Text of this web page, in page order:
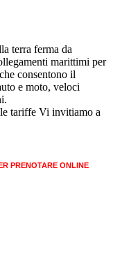
terra ferma da
marittimi per
consentono il
e moto, veloci
tariffe Vi invitiamo a
PRENOTARE ONLINE